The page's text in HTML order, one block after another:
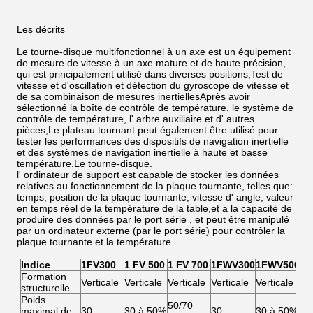
Les décrits
Le tourne-disque multifonctionnel à un axe est un équipement
de mesure de vitesse à un axe mature et de haute précision,
qui est principalement utilisé dans diverses positions,Test de
vitesse et d'oscillation et détection du gyroscope de vitesse et
de sa combinaison de mesures inertiellesAprès avoir
sélectionné la boîte de contrôle de température, le système de
contrôle de température, l' arbre auxiliaire et d' autres
pièces,Le plateau tournant peut également être utilisé pour
tester les performances des dispositifs de navigation inertielle
et des systèmes de navigation inertielle à haute et basse
température.Le tourne-disque.
l' ordinateur de support est capable de stocker les données
relatives au fonctionnement de la plaque tournante, telles que:
temps, position de la plaque tournante, vitesse d' angle, valeur
en temps réel de la température de la table,et a la capacité de
produire des données par le port série , et peut être manipulé
par un ordinateur externe (par le port série) pour contrôler la
plaque tournante et la température.
Indice 1FV300 1 FV 500 1 FV 700 1FWV3001FWV500
Formation
structurelle
Verticale Verticale Verticale Verticale Verticale
Poids
maximal de
30 30 à 50%50/70
30 30 à 50%